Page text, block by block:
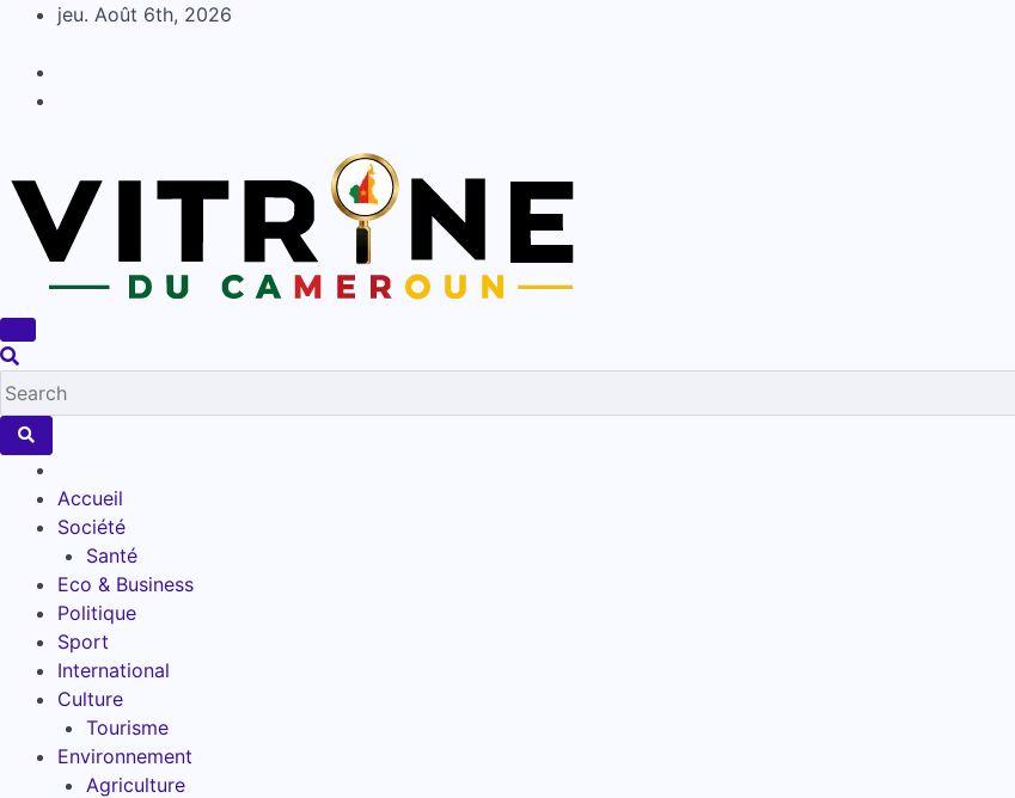
Skip
content
jeu. Août 6th, 2026
Accueil
Société
Santé
Eco & Business
Politique
Sport
International
Culture
Tourisme
Environnement
Agriculture